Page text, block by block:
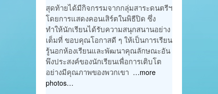
สุดท้ายได้มีกิจกรรมจากกลุ่มสาระดนตรีฯ
โดยการแสดงคอนเสิร์ตในพิธีปิด ซึ่ง
ทำให้นักเรียนได้รับความสนุกสนานอย่าง
เต็มที่ ขอบคุณโอกาสดี ๆ ให้เป็นการเรียน
รู้นอกห้องเรียนและพัฒนาคุณลักษณะอัน
พึงประสงค์ของนักเรียนเพื่อการเติบโต
อย่างมีคุณภาพของพวกเขา …more
photos…